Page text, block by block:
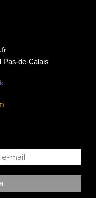
Pas-de-Calais